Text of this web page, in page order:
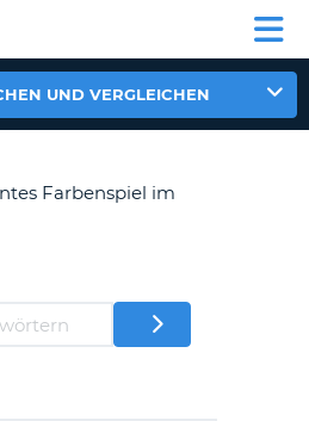
UND VERGLEICHEN
Farbenspiel im